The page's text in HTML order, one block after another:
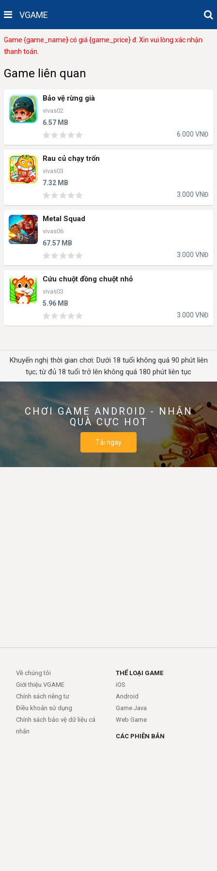
VGAME
Game {game_name} có giá {game_price} đ. Xin vui lòng xác nhận
thanh toán.
Game liên quan
Bảo vệ rừng già
vivas02
6.57 MB
6.000 VNĐ
Rau củ chạy trốn
vivas03
7.32 MB
3.000 VNĐ
Metal Squad
vivas06
67.57 MB
3.000 VNĐ
Cứu chuột đồng chuột nhỏ
vivas03
5.96 MB
3.000 VNĐ
Khuyến nghị thời gian chơi: Dưới 18 tuổi không quá 90 phút liên
tục; từ đủ 18 tuổi trở lên không quá 180 phút liên tục
CHƠI GAME ANDROID - NHẬN
QUÀ CỰC HOT
Tải ngay
Về chúng tôi
Giới thiệu VGAME
Chính sách riêng tư
Điều khoản sử dụng
Chính sách bảo vệ dữ liệu cá
nhân
THỂ LOẠI GAME
iOS
Android
Game Java
Web Game
CÁC PHIÊN BẢN